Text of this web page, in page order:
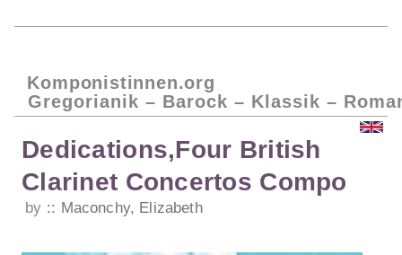
Komponistinnen.org
Gregorianik – Barock – Klassik –
Dedications,Four British
Clarinet Concertos Compo
by Maconchy, Elizabeth